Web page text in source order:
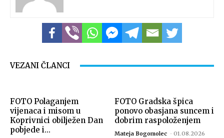
VEZANI ČLANCI
FOTO Polaganjem
vijenaca i misom u
Koprivnici obilježen Dan
pobjede i...
FOTO Gradska špica
ponovo obasjana suncem i
dobrim raspoloženjem
Mateja Bogomolec - 01.08.2026